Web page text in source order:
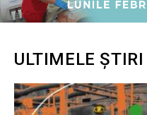
ULTIMELE ȘTIRI